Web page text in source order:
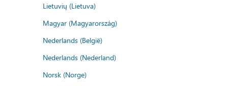
Lietuvių (Lietuva)
Magyar (Magyarország)
Nederlands (België)
Nederlands (Nederland)
Norsk (Norge)